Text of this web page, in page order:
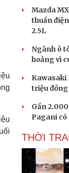
Mazda
thuần
2.5L
Ngành ô
hoảng vì
Kawasaki
triệu đồng
Gần
Pagani có
THỜI